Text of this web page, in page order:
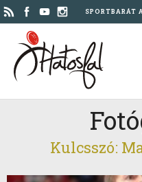
SPORTBARÁT
Kulcsszó: